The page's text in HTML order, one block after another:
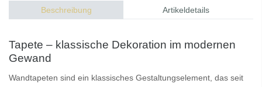
Beschreibung Artikeldetails
Tapete – klassische Dekoration im modernen
Gewand
Wandtapeten sind ein klassisches Gestaltungselement, das seit